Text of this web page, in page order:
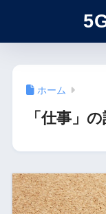
ホーム
「仕事」